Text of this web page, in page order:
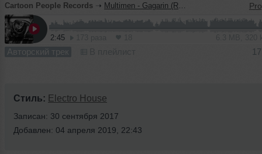
Cartoon People Records ➝ Multimen - Gagarin (Radio Edit)
2:45
Авторский трек
Стиль: Electro House
Записан: 30 сентября 2017
Добавлен: 04 апреля 2019, 22:43